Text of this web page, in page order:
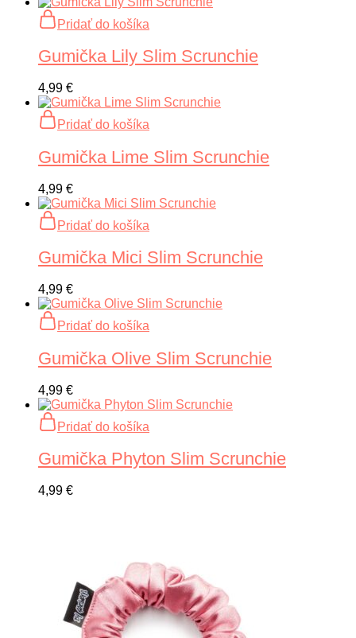
Pridať do košíka
Gumička Lily Slim Scrunchie
4,99 €
Pridať do košíka
Gumička Lime Slim Scrunchie
4,99 €
Pridať do košíka
Gumička Mici Slim Scrunchie
4,99 €
Pridať do košíka
Gumička Olive Slim Scrunchie
4,99 €
Pridať do košíka
Gumička Phyton Slim Scrunchie
4,99 €